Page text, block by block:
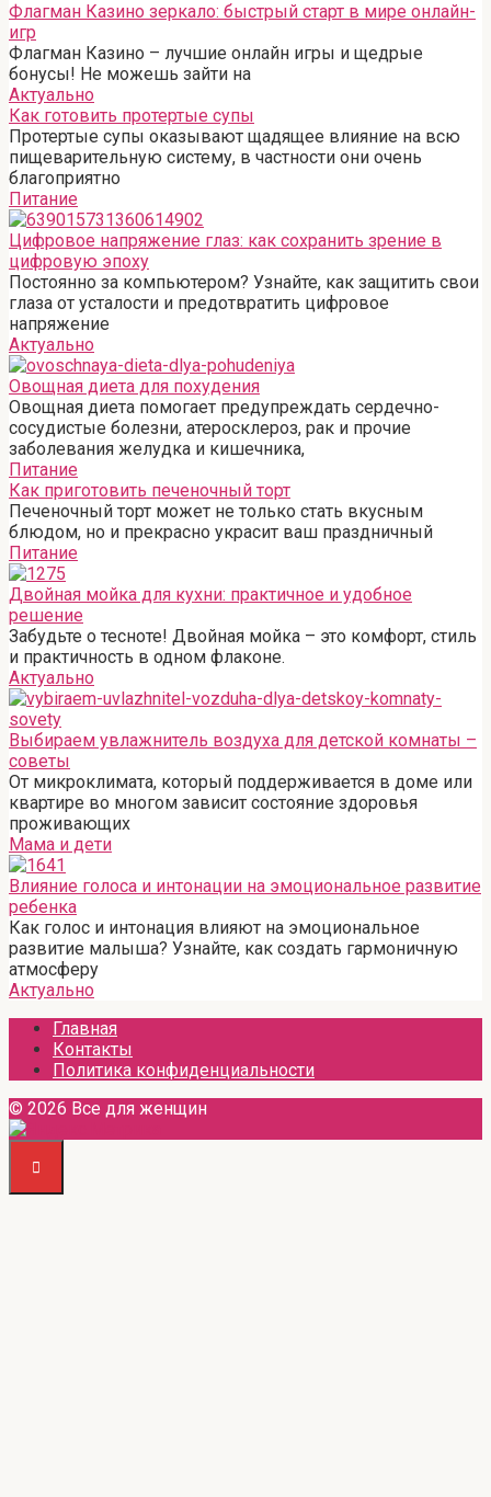
Флагман Казино зеркало: быстрый старт в мире онлайн-
игр
Флагман Казино – лучшие онлайн игры и щедрые
бонусы! Не можешь зайти на
Актуально
Как готовить протертые супы
Протертые супы оказывают щадящее влияние на всю
пищеварительную систему, в частности они очень
благоприятно
Питание
Цифровое напряжение глаз: как сохранить зрение в
цифровую эпоху
Постоянно за компьютером? Узнайте, как защитить свои
глаза от усталости и предотвратить цифровое
напряжение
Актуально
Овощная диета для похудения
Овощная диета помогает предупреждать сердечно-
сосудистые болезни, атеросклероз, рак и прочие
заболевания желудка и кишечника,
Питание
Как приготовить печеночный торт
Печеночный торт может не только стать вкусным
блюдом, но и прекрасно украсит ваш праздничный
Питание
Двойная мойка для кухни: практичное и удобное
решение
Забудьте о тесноте! Двойная мойка – это комфорт, стиль
и практичность в одном флаконе.
Актуально
Выбираем увлажнитель воздуха для детской комнаты –
советы
От микроклимата, который поддерживается в доме или
квартире во многом зависит состояние здоровья
проживающих
Мама и дети
Влияние голоса и интонации на эмоциональное развитие
ребенка
Как голос и интонация влияют на эмоциональное
развитие малыша? Узнайте, как создать гармоничную
атмосферу
Актуально
Главная
Контакты
Политика конфиденциальности
© 2026 Все для женщин